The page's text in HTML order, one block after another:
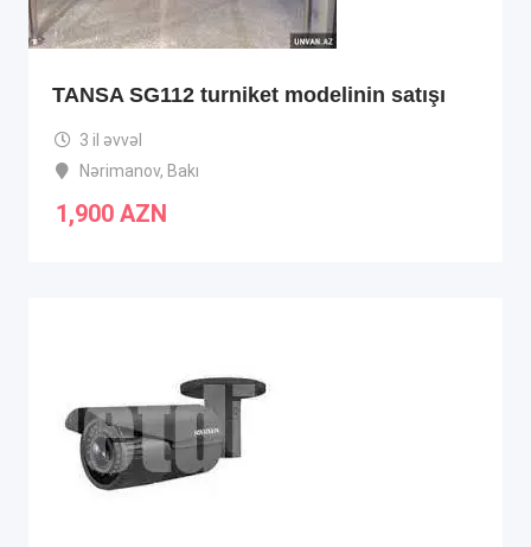
TANSA SG112 turniket modelinin satışı
3 il əvvəl
Nərimanov, Bakı
1,900 AZN